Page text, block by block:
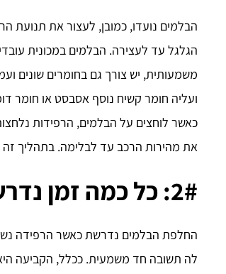
הבלמים נועדו, כמובן, לעצור את תנועת
הגלגל עד לעצירה. הבלמים במכונית
משמעותית, יש צורך גם בחומרים שונים
ועליה חומר קשיח נוסף אסבסט או חומר
כאשר לוחצים על הבלמים, הרפידות
את מהירות הרכב עד לבלימה. בתהליך זה
2#: כל כמה זמן נדרשת החלפת בלמים?
החלפת הבלמים נדרשת כאשר הרפידה